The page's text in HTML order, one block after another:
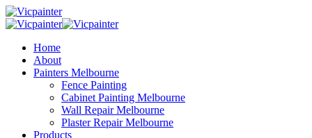
Home
About
Painters Melbourne
Fence Painting
Cabinet Painting Melbourne
Wall Repair Melbourne
Plaster Repair Melbourne
Products